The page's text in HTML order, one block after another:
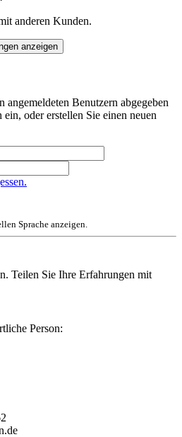
anderen Kunden.
anzeigen
Benutzern abgegeben
oder erstellen Sie einen neuen
Sprache anzeigen.
Teilen Sie Ihre Erfahrungen mit
Person: